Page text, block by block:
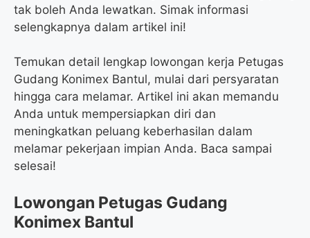
tak boleh Anda lewatkan. Simak informasi
selengkapnya dalam artikel ini!
Temukan detail lengkap lowongan kerja Petugas
Gudang Konimex Bantul, mulai dari persyaratan
hingga cara melamar. Artikel ini akan memandu
Anda untuk mempersiapkan diri dan
meningkatkan peluang keberhasilan dalam
melamar pekerjaan impian Anda. Baca sampai
selesai!
Lowongan Petugas Gudang
Konimex Bantul